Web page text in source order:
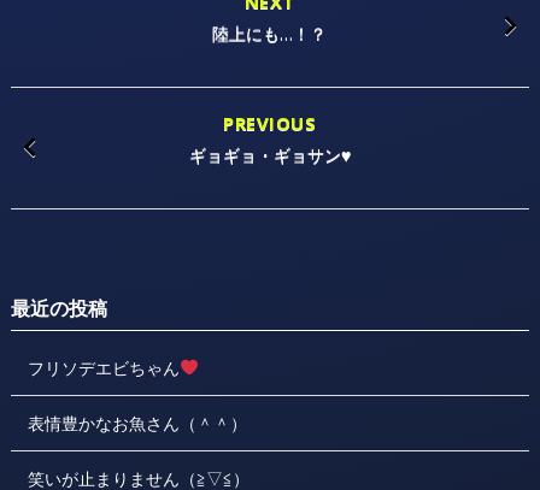
陸上にも…！？
PREVIOUS
ギョギョ・ギョサン♥
最近の投稿
フリソデエビちゃん
表情豊かなお魚さん（＾＾）
笑いが止まりません（≧▽≦）